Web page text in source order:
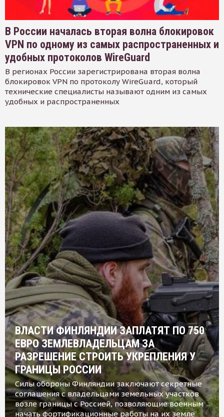
В России началась вторая волна блокировок
VPN по одному из самых распространенных и
удобных протоколов WireGuard
В регионах России зарегистрирована вторая волна
блокировок VPN по протоколу WireGuard, который
технические специалисты называют одним из самых
удобных и распространенных
ВЛАСТИ ФИНЛЯНДИИ ЗАПЛАТЯТ ПО 750
ЕВРО ЗЕМЛЕВЛАДЕЛЬЦАМ ЗА
РАЗРЕШЕНИЕ СТРОИТЬ УКРЕПЛЕНИЯ У
ГРАНИЦЫ РОССИИ
Силы обороны Финляндии заключают секретные
соглашения с владельцами земельных участков
возле границы с Россией, позволяющие военным
начать фортификационные работы на их земле